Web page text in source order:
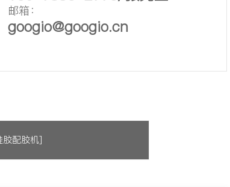
邮箱：
googio@googio.cn
胶配胶机]